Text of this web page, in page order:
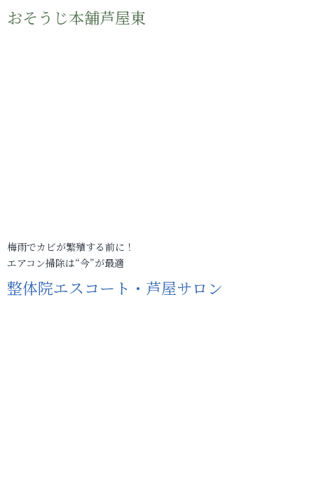
おそうじ本舗芦屋東
梅雨でカビが繁殖する前に！
エアコン掃除は“今”が最適
整体院エスコート・芦屋サロン